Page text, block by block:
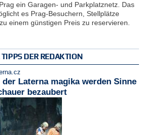
ein Garagen- und Parkplatznetz. Das
es Prag-Besuchern, Stellplätze
einem günstigen Preis zu reservieren.
TIPPS DER REDAKTION
Laterna magika werden Sinne
bezaubert